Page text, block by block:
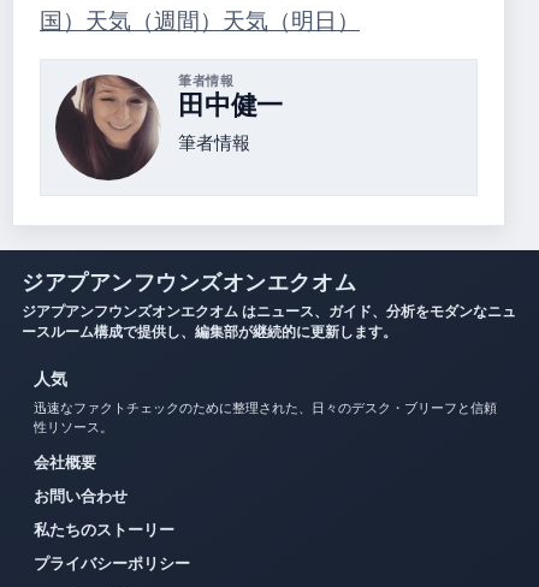
国） 天気（週間） 天気（明日）
筆者情報
田中健一
筆者情報
ジアプアンフウンズオンエクオム
ジアプアンフウンズオンエクオム はニュース、ガイド、分析をモダンなニュ
ースルーム構成で提供し、編集部が継続的に更新します。
人気
迅速なファクトチェックのために整理された、日々のデスク・ブリーフと信頼
性リソース。
会社概要
お問い合わせ
私たちのストーリー
プライバシーポリシー